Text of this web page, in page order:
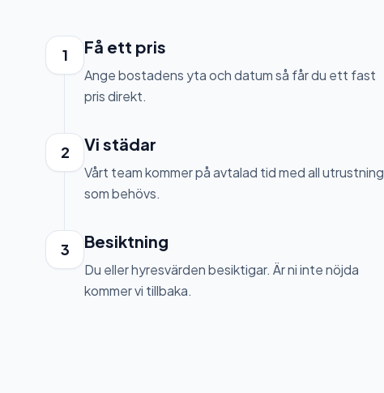
1 Få ett pris
Ange bostadens yta och datum så får du ett fast
pris direkt.
2 Vi städar
Vårt team kommer på avtalad tid med all utrustning
som behövs.
3 Besiktning
Du eller hyresvärden besiktigar. Är ni inte nöjda
kommer vi tillbaka.